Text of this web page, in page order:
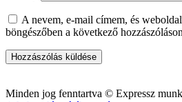
A nevem, e-mail címem, és
böngészőben a következő
Minden jog fenntartva © Expressz